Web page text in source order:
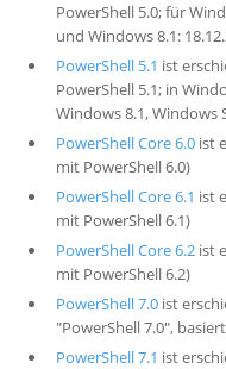
PowerShell 5.0; für
und Windows 8.1:
PowerShell 5.1 ist
PowerShell 5.1; in
Windows 8.1, Windows
PowerShell Core 6.0ist
mit PowerShell 6.0)
PowerShell Core 6.1 ist
mit PowerShell 6.1)
PowerShell Core 6.2ist
mit PowerShell 6.2)
PowerShell 7.0ist
"PowerShell 7.0",
PowerShell 7.1 ist